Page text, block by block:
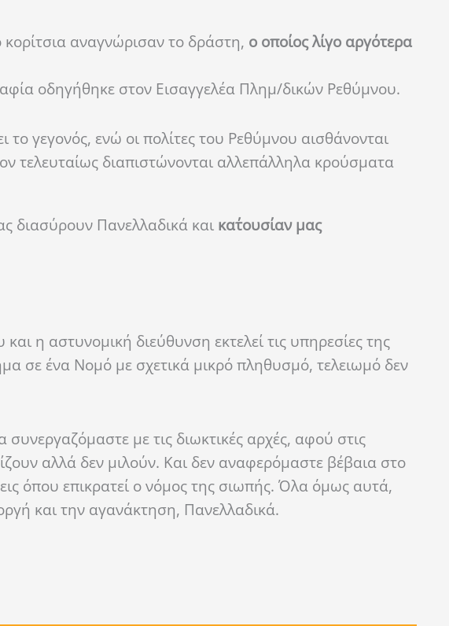
αναγνώρισαν το δράστη, ο οποίος λίγο αργότερα
οδηγήθηκε στον Εισαγγελέα Πλημ/δικών Ρεθύμνου.
γεγονός, ενώ οι πολίτες του Ρεθύμνου αισθάνονται
τελευταίως διαπιστώνονται αλλεπάλληλα κρούσματα
διασύρουν Πανελλαδικά και κατ΄ουσίαν μας
η αστυνομική διεύθυνση εκτελεί τις υπηρεσίες της
σε ένα Νομό με σχετικά μικρό πληθυσμό, τελειωμό δεν
με τις διωκτικές αρχές, αφού στις
αλλά δεν μιλούν. Και δεν αναφερόμαστε βέβαια στο
όπου επικρατεί ο νόμος της σιωπής. Όλα όμως αυτά,
και την αγανάκτηση, Πανελλαδικά.